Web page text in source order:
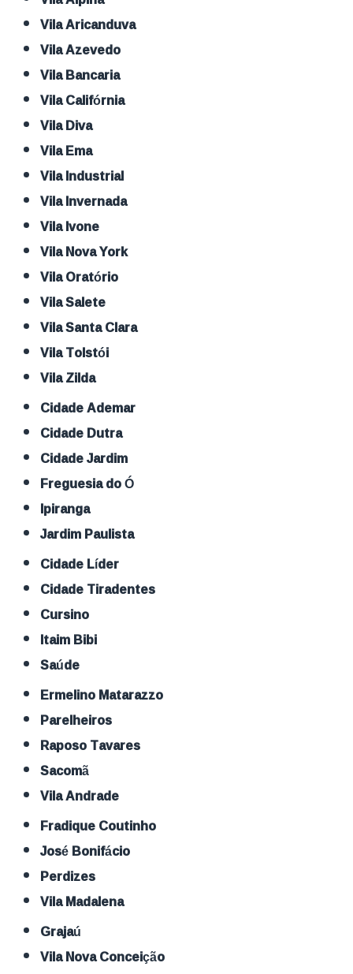
Vila Aricanduva
Vila Azevedo
Vila Bancaria
Vila Califórnia
Vila Diva
Vila Ema
Vila Industrial
Vila Invernada
Vila Ivone
Vila Nova York
Vila Oratório
Vila Salete
Vila Santa Clara
Vila Tolstói
Vila Zilda
Cidade Ademar
Cidade Dutra
Cidade Jardim
Freguesia do Ó
Ipiranga
Jardim Paulista
Cidade Líder
Cidade Tiradentes
Cursino
Itaim Bibi
Saúde
Ermelino Matarazzo
Parelheiros
Raposo Tavares
Sacomã
Vila Andrade
Fradique Coutinho
José Bonifácio
Perdizes
Vila Madalena
Grajaú
Vila Nova Conceição